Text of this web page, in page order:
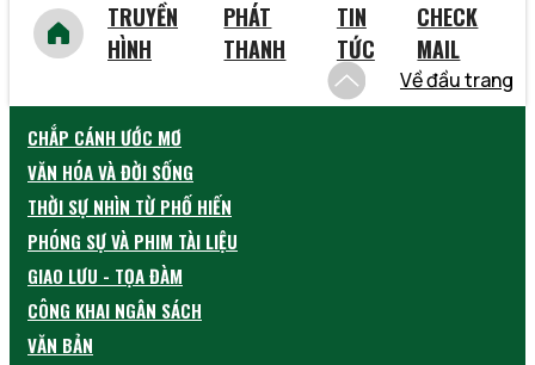
TRUYỀN
HÌNH
PHÁT
THANH
TIN
TỨC
CHECK
MAIL
Về đầu trang
CHẮP CÁNH ƯỚC MƠ
VĂN HÓA VÀ ĐỜI SỐNG
THỜI SỰ NHÌN TỪ PHỐ HIẾN
PHÓNG SỰ VÀ PHIM TÀI LIỆU
GIAO LƯU - TỌA ĐÀM
CÔNG KHAI NGÂN SÁCH
VĂN BẢN